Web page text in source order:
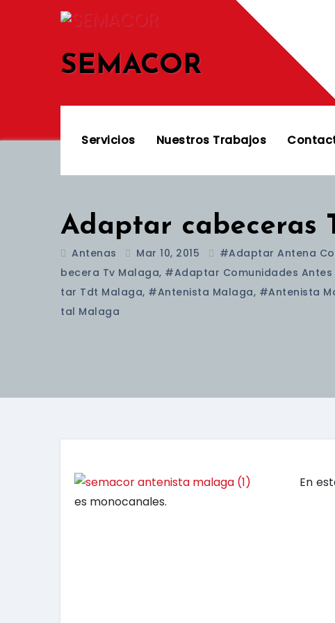
SEMACOR
Servicios Nuestros Trabajos
Adaptar cabeceras
Antenas Mar 10, 2015 #adaptar Antena
Becera Tv Malaga, #adaptar Comunidades Antes
Tar Tdt Malaga, #antenista Malaga, #antenista
Tal Malaga
En
es monocanales.